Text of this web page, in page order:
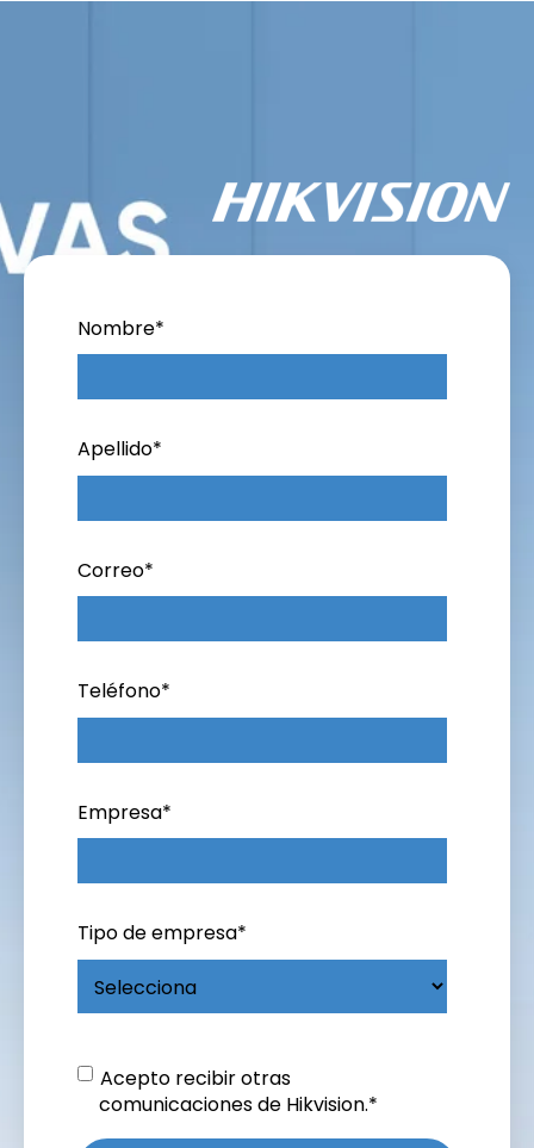
Nombre*
Apellido*
Correo*
Teléfono*
Empresa*
Tipo de empresa*
Acepto recibir otras
comunicaciones de Hikvision.*